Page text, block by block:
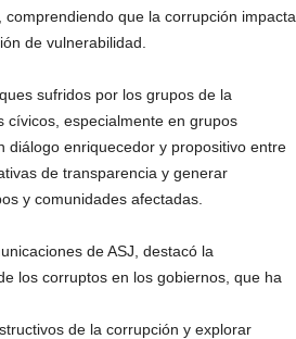
que la corrupción impacta
de vulnerabilidad.
sufridos por los grupos de la
cívicos, especialmente en grupos
diálogo enriquecedor y propositivo entre
de transparencia y generar
y comunidades afectadas.
de ASJ, destacó la
los corruptos en los gobiernos, que ha
de la corrupción y explorar